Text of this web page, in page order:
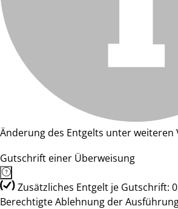
Änderung des Entgelts unter weiteren
Gutschrift einer Überweisung
Zusätzliches Entgelt je Gutschrift:
Berechtigte Ablehnung der